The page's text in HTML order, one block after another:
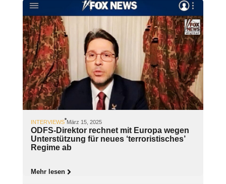
INTERVIEWS März 15, 2025
ODFS-Direktor rechnet mit Europa wegen
Unterstützung für neues ‘terroristisches’
Regime ab
Mehr lesen